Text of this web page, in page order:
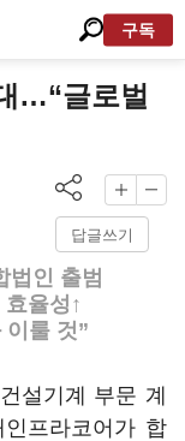
구독
…“글로벌
답글쓰기
법인 출범
율성↑
이룰 것”
설기계 부문 계
프라코어가 합